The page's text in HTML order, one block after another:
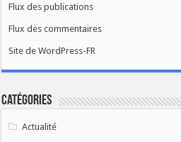
Flux des publications
Flux des commentaires
Site de WordPress-FR
Catégories
Actualité